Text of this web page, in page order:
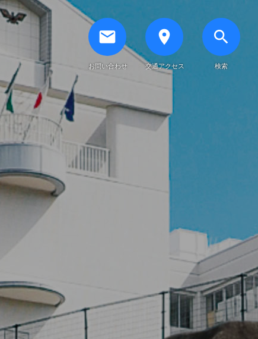
email
お問い合わせ
place
交通アクセス
search
検索